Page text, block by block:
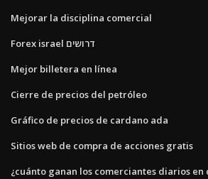
Mejorar la disciplina comercial
Forex israel דרושים
Mejor billetera en línea
Cierre de precios del petróleo
Gráfico de precios de cardano ada
Sitios web de compra de acciones gratis
¿cuánto ganan los comerciantes diarios en